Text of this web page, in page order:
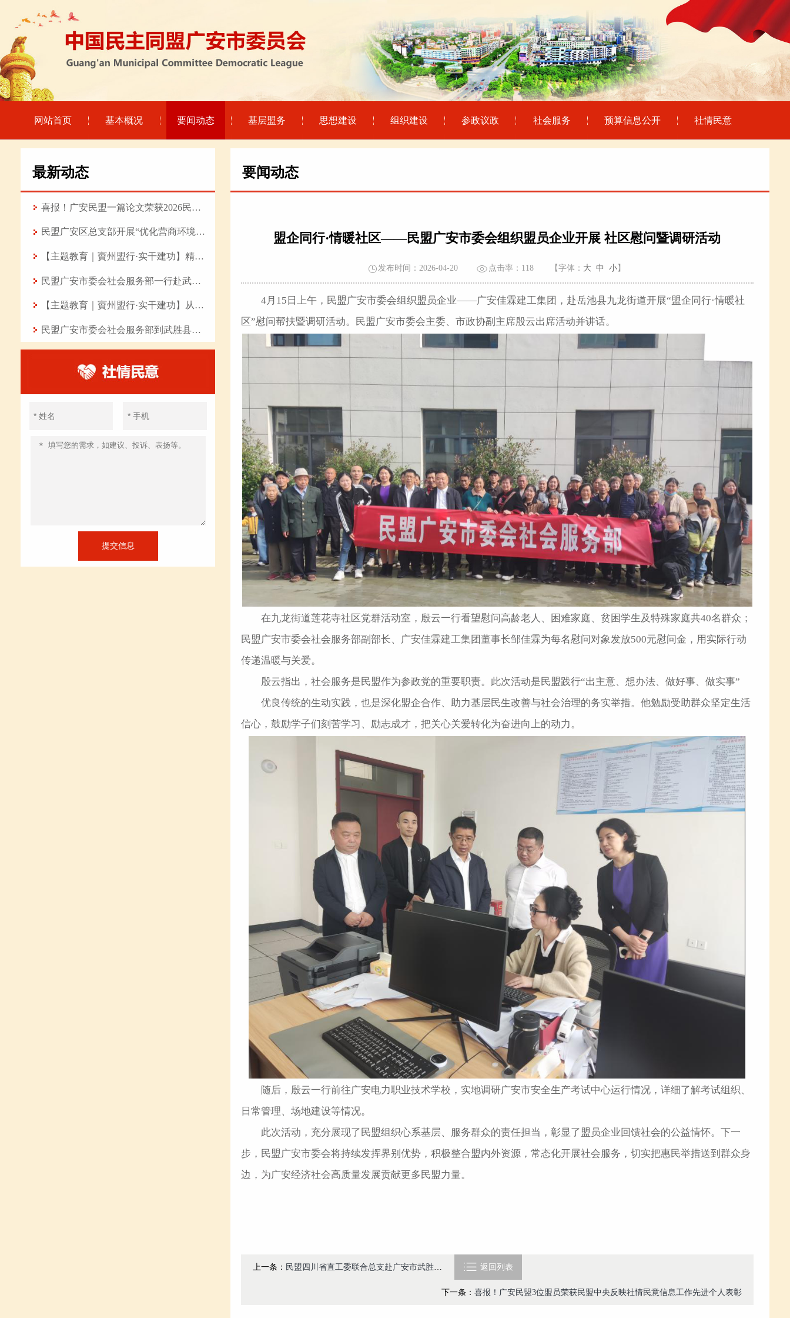
网站首页 基本概况 要闻动态 基层盟务 思想建设 组织建设 参政议政 社会服务 预算信息公开 社情民意
最新动态
喜报！广安民盟一篇论文荣获2026民盟科技 论坛优秀论文
民盟广安区总支部开展“优化营商环境赋能产业强基 推动高质量发展”专题调研
【主题教育｜賨州盟行·实干建功】精研医术守初心 履职担当践使命——记民盟盟员、武胜县中医医院普外科主治医师陈旭
民盟广安市委会社会服务部一行赴武胜县开展“八一”慰问活动
【主题教育｜賨州盟行·实干建功】从七点四十分的坚守到曲艺课堂的传承——记民盟盟员、岳池县东湖幼儿园教师张丽华
民盟广安市委会社会服务部到武胜县开展爱心助学活动
要闻动态
盟企同行·情暖社区——民盟广安市委会组织盟员企业开展 社区慰问暨调研活动
发布时间：2026-04-20 点击率： 118 【字体： 大 中 小 】
4月15日上午，民盟广安市委会组织盟员企业——广安佳霖建工集团，赴岳池县九龙街道开展“盟企同行·情暖社
区”慰问帮扶暨调研活动。民盟广安市委会主委、市政协副主席殷云出席活动并讲话。
在九龙街道莲花寺社区党群活动室，殷云一行看望慰问高龄老人、困难家庭、贫困学生及特殊家庭共40名群众；
民盟广安市委会社会服务部副部长、广安佳霖建工集团董事长邹佳霖为每名慰问对象发放500元慰问金，用实际行动
传递温暖与关爱。
殷云指出，社会服务是民盟作为参政党的重要职责。此次活动是民盟践行“出主意、想办法、做好事、做实事”
优良传统的生动实践，也是深化盟企合作、助力基层民生改善与社会治理的务实举措。他勉励受助群众坚定生活
信心，鼓励学子们刻苦学习、励志成才，把关心关爱转化为奋进向上的动力。
随后，殷云一行前往广安电力职业技术学校，实地调研广安市安全生产考试中心运行情况，详细了解考试组织、
日常管理、场地建设等情况。
此次活动，充分展现了民盟组织心系基层、服务群众的责任担当，彰显了盟员企业回馈社会的公益情怀。下一
步，民盟广安市委会将持续发挥界别优势，积极整合盟内外资源，常态化开展社会服务，切实把惠民举措送到群众身
边，为广安经济社会高质量发展贡献更多民盟力量。
上一条： 民盟四川省直工委联合总支赴广安市武胜县开展“黄丝带帮教行动”捐赠暨结对共建活动  返回列表
下一条： 喜报！广安民盟3位盟员荣获民盟中央反映社情民意信息工作先进个人表彰